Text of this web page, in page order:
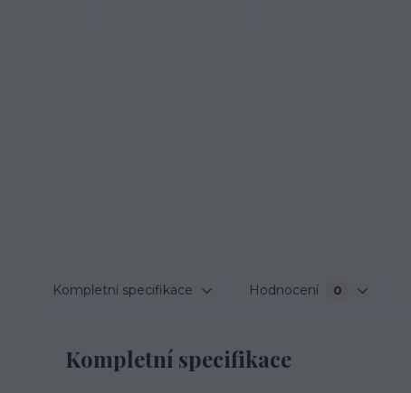
Kompletní specifikace Hodnocení 0
Kompletní specifikace